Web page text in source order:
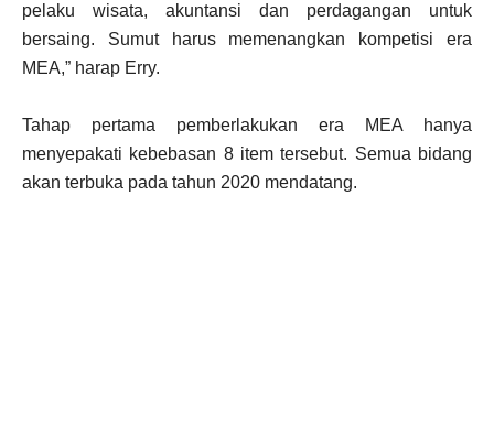
pelaku wisata, akuntansi dan perdagangan untuk
bersaing. Sumut harus memenangkan kompetisi era
MEA,” harap Erry.
Tahap pertama pemberlakukan era MEA hanya
menyepakati kebebasan 8 item tersebut. Semua bidang
akan terbuka pada tahun 2020 mendatang.